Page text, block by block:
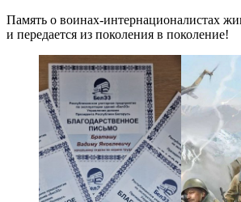
Память о воинах-интернационалистах
и передается из поколения в поколение!